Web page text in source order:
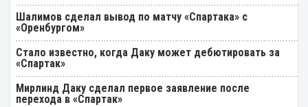
Шалимов сделал вывод по матчу «Спартака» с
«Оренбургом»
Стало известно, когда Даку может дебютировать за
«Спартак»
Мирлинд Даку сделал первое заявление после
перехода в «Спартак»